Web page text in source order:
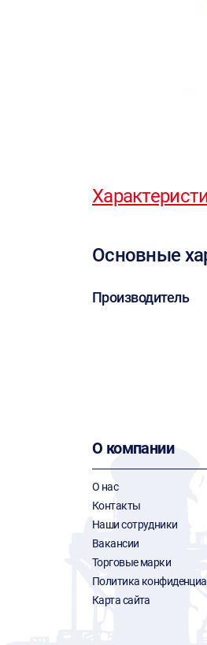
Основные
Производитель
О компании
О нас
Контакты
Наши сотрудники
Вакансии
Торговые марки
Политика
Карта сайта